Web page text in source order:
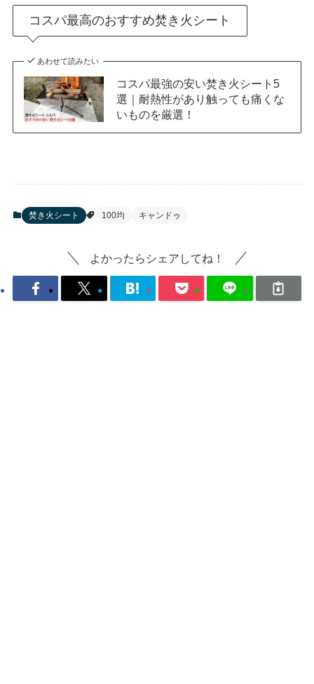
コスパ最高のおすすめ焚き火シート
あわせて読みたい
コスパ最強の安い焚き火シート5
選｜耐熱性があり触っても痛くな
いものを厳選！
焚き火シート 100均 キャンドゥ
よかったらシェアしてね！